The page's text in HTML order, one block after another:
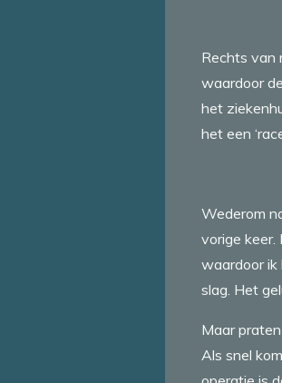
Rechts van
waardoor
het
het een
Wederom
vorige keer.
waardoor ik
slag. Het
Maar
Als snel